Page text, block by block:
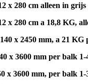
x 280 cm alleen in grijs
x 280 cm a 18,8 KG,
x 2450 mm, a 21 KG
x 3600 mm per balk 1-
3600 mm, per balk 1-